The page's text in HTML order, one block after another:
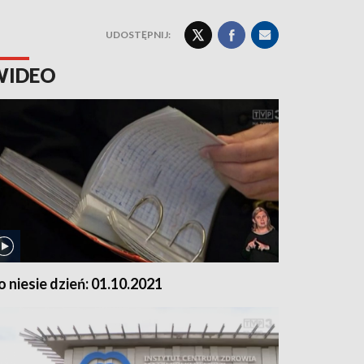
UDOSTĘPNIJ:
niesie dzień: 01.10.2021